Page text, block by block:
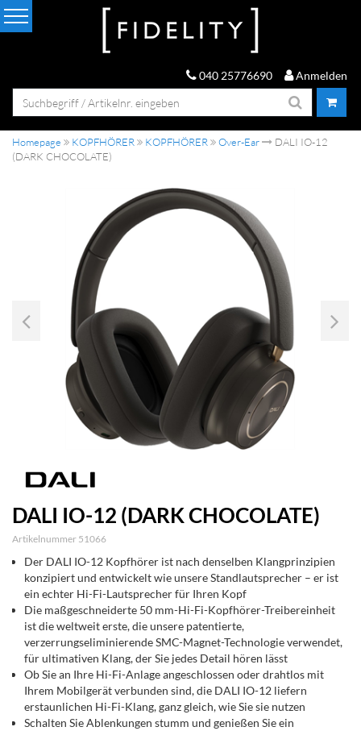
040 25776690 Anmelden
Homepage KOPFHÖRER KOPFHÖRER Over-Ear
DALI IO-12
(DARK CHOCOLATE)
DALI IO-12 (DARK CHOCOLATE)
Artikelnummer 51066
Der DALI IO-12 Kopfhörer ist nach denselben Klangprinzipien
konzipiert und entwickelt wie unsere Standlautsprecher – er ist
ein echter Hi-Fi-Lautsprecher für Ihren Kopf
Die maßgeschneiderte 50 mm-Hi-Fi-Kopfhörer-Treibereinheit
ist die weltweit erste, die unsere patentierte,
verzerrungseliminierende SMC-Magnet-Technologie verwendet,
für ultimativen Klang, der Sie jedes Detail hören lässt
Ob Sie an Ihre Hi-Fi-Anlage angeschlossen oder drahtlos mit
Ihrem Mobilgerät verbunden sind, die DALI IO-12 liefern
erstaunlichen Hi-Fi-Klang, ganz gleich, wie Sie sie nutzen
Schalten Sie Ablenkungen stumm und genießen Sie ein